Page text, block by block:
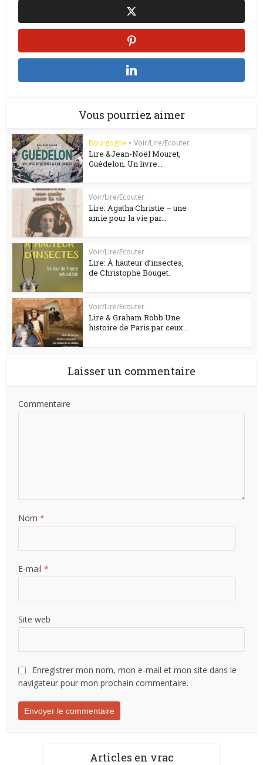
Vous pourriez aimer
Bourgogne • Voir/Lire/Ecouter
Lire &Jean-Noël Mouret,
Guédelon. Un livre...
Voir/Lire/Ecouter
Lire: Agatha Christie – une
amie pour la vie par...
Voir/Lire/Ecouter
Lire: À hauteur d’insectes,
de Christophe Bouget.
Voir/Lire/Ecouter
Lire & Graham Robb Une
histoire de Paris par ceux...
Laisser un commentaire
Commentaire
Nom*
E-mail*
Site web
Enregistrer mon nom, mon e-mail et mon site dans le
navigateur pour mon prochain commentaire.
Articles en vrac